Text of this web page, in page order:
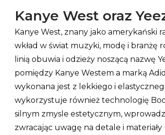
Kanye West oraz
Kanye West, znany jako
wkład w świat muzyki, modę i branżę
linią obuwia i odzieży noszącą nazwę
pomiędzy Kanye Westem a marką
wykonana jest z lekkiego i
wykorzystuje również technologię
silnym zmysle estetycznym,
zwracając uwagę na detale i